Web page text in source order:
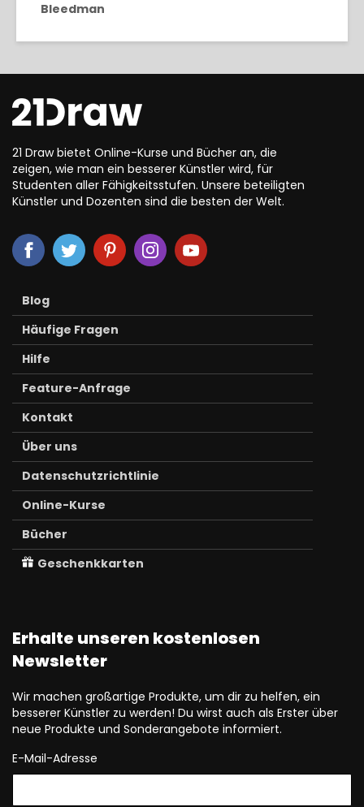
Bleedman
21 Draw bietet Online-Kurse und Bücher an, die
zeigen, wie man ein besserer Künstler wird, für
Studenten aller Fähigkeitsstufen. Unsere beteiligten
Künstler und Dozenten sind die besten der Welt.
Blog
Häufige Fragen
Hilfe
Feature-Anfrage
Kontakt
Über uns
Datenschutzrichtlinie
Online-Kurse
Bücher
Geschenkkarten
Erhalte unseren kostenlosen
Newsletter
Wir machen großartige Produkte, um dir zu helfen, ein
besserer Künstler zu werden! Du wirst auch als Erster über
neue Produkte und Sonderangebote informiert.
E-Mail-Adresse